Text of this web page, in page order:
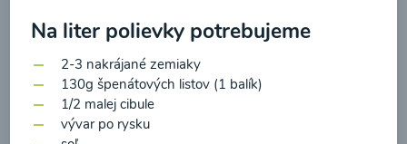
Brokolicové cappuccino
00:25
Na liter polievky potrebujeme
2-3 nakrájané zemiaky
130g špenátových listov (1 balík)
1/2 malej cibule
vývar po rysku
prečítal(a)informácie o Ochrane osobných
údajova súhlasím s nimi.